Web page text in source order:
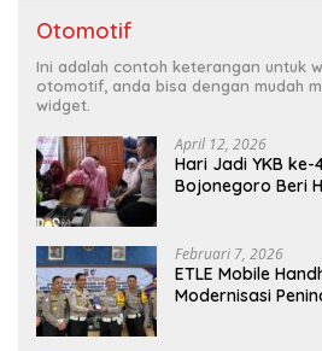
Otomotif
Ini adalah contoh keterangan untuk
otomotif, anda bisa dengan mudah
widget.
April 12, 2026
Hari Jadi YKB ke-
Bojonegoro Beri
Februari 7, 2026
ETLE Mobile
Modernisasi